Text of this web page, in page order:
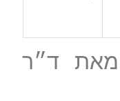
מאת ד״ר